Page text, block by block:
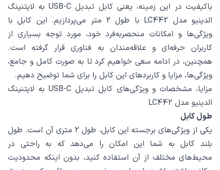
باکیفیت در این زمینه، یعنی کابل تبدیل USB-C به لایتنینگ
الدینیو مدل LC442 با طول 2 متر می‌پردازیم. این کابل با
ویژگی‌ها و امکانات منحصربه‌فرد خود، مورد توجه بسیاری از
کاربران حرفه‌ای و علاقه‌مندان به فناوری قرار گرفته است.
همچنین، در ادامه سعی خواهیم کرد تا به صورت کامل و جامع،
ویژگی‌ها، مزایا و کاربردهای این کابل را برای شما توضیح دهیم.
مزایا، مشخصات و ویژگی‌های کابل تبدیل USB-C به لایتنینگ
الدینیو مدل LC442
طول کابل
یکی از ویژگی‌های برجسته این کابل، طول 2 متری آن است. طول
بلند کابل به شما این امکان را می‌دهد که به راحتی در
محیط‌های مختلف از آن استفاده کنید، بدون اینکه محدودیت